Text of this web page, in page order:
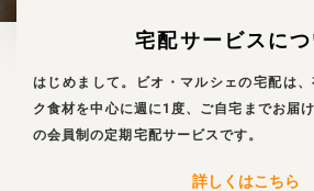
宅配サービスに
はじめまして。ビオ・マルシェの宅配は
ク食材を中心に週に1度、ご自宅までお届
の会員制の定期宅配サービスです。
詳しくはこちら